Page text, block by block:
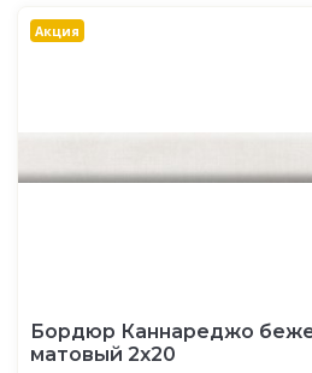
Акция
Бордюр Каннареджо
матовый 2x20